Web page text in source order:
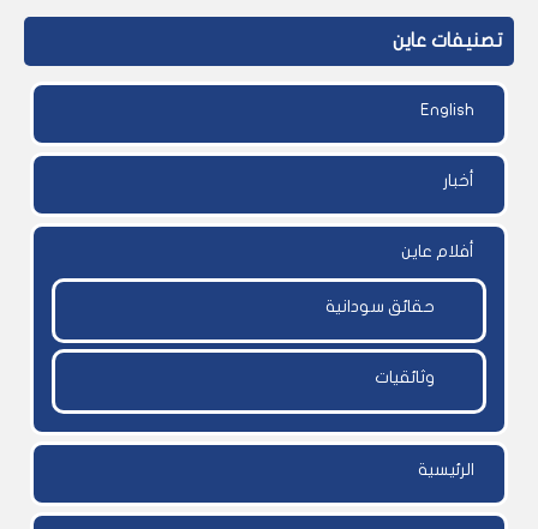
تصنيفات عاين
English
أخبار
أفلام عاين
حقائق سودانية
وثائقيات
الرئيسية